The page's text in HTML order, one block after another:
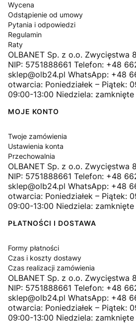
Wycena
Odstąpienie od umowy
Pytania i odpowiedzi
Regulamin
Raty
OLBANET Sp. z o.o. Zwycięstwa
NIP: 5751888661 Telefon: +48
sklep@olb24.pl WhatsApp: +48
otwarcia: Poniedziałek – Piątek:
09:00-13:00 Niedziela: zamknięte
MOJE KONTO
Twoje zamówienia
Ustawienia konta
Przechowalnia
OLBANET Sp. z o.o. Zwycięstwa
NIP: 5751888661 Telefon: +48
sklep@olb24.pl WhatsApp: +48
otwarcia: Poniedziałek – Piątek:
09:00-13:00 Niedziela: zamknięte
PŁATNOŚCI I DOSTAWA
Formy płatności
Czas i koszty dostawy
Czas realizacji zamówienia
OLBANET Sp. z o.o. Zwycięstwa
NIP: 5751888661 Telefon: +48
sklep@olb24.pl WhatsApp: +48
otwarcia: Poniedziałek – Piątek:
09:00-13:00 Niedziela: zamknięte